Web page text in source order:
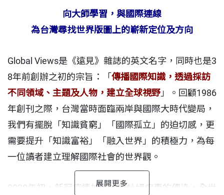
向大師學習，與國際連線
為台灣尋找世界版圖上的嶄新定位及方向
Global Views是《遠見》雜誌的英文名字，同時也是3
8年前創辦之初的宗旨：「傳播國際知識，透過採訪
不同領域、主題及人物，建立全球視野 」。回顧1986
年創刊之際，台灣當時面臨兩岸與國際大時代變局，
我們有擺脫「知識貧窮」「國際孤立」的迫切感，更
需要提升「知識富裕」「融入世界」的積極力，為每
一位讀者建立理解國際社會的世界觀。
2020年初，新冠疫情加劇，為杜絕病毒的傳染，全世